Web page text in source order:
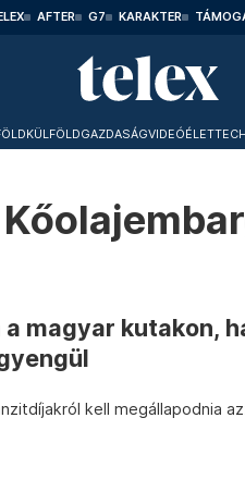
AFTER G7 KARAKTER
KÜLFÖLDGAZDASÁGVIDEÓÉLET
magyar kutakon,
kell megállapodnia